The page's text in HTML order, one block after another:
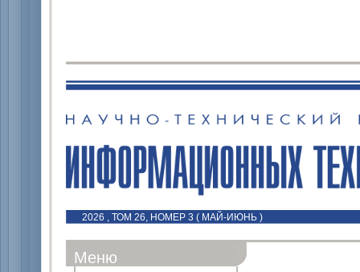
2026 , ТОМ 26, НОМЕР 3 ( МАЙ-ИЮНЬ )
Меню